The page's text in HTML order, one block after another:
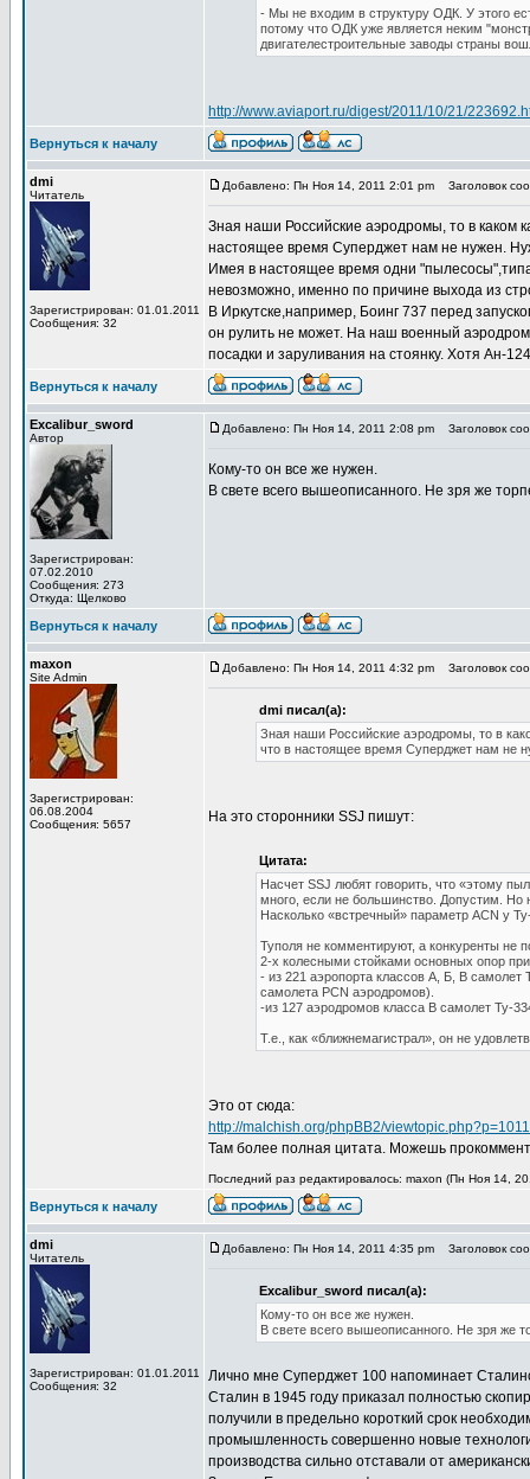
- Мы не входим в структуру ОДК. У этого
потому что ОДК уже является неким
двигателестроительные заводы страны
http://www.aviaport.ru/digest/2011/10/21/
Вернуться к началу
dmi
Читатель
Зарегистрирован: 01.01.2011
Сообщения: 32
Добавлено: Пн Ноя 14, 2011 2:01 pm Заголовок
Зная наши Российские аэродромы, то в каком
настоящее время Суперджет нам не нужен.
Имея в настоящее время одни
невозможно, именно по причине выхода из
В Иркутске,например, Боинг 737 перед
он рулить не может. На наш военный
посадки и заруливания на стоянку. Хотя Ан-
Вернуться к началу
Excalibur_sword
Автор
Зарегистрирован:
07.02.2010
Сообщения: 273
Откуда: Щелково
Добавлено: Пн Ноя 14, 2011 2:08 pm Заголовок
Кому-то он все же нужен.
В свете всего вышеописанного. Не зря же
Вернуться к началу
maxon
Site Admin
Зарегистрирован:
06.08.2004
Сообщения: 5657
Добавлено: Пн Ноя 14, 2011 4:32 pm Заголовок
dmi писал(а):
Зная наши Российские аэродромы, то в
что в настоящее время Суперджет нам не
На это сторонники SSJ пишут:
Цитата:
Насчет SSJ любят говорить, что «этому
много, если не большинство. Допустим. Но
Насколько «встречный» параметр ACN у
Туполя не комментируют, а конкуренты не
2-х колесными стойками основных опор
- из 221 аэропорта классов А, Б, В самолет
самолета PCN аэродромов).
-из 127 аэродромов класса В самолет Ту-
Т.е., как «ближнемагистрал», он не
Это от сюда:
http://malchish.org/phpBB2/
Там более полная цитата. Можешь
Последний раз редактировалось: maxon (Пн Ноя 14,
Вернуться к началу
dmi
Читатель
Зарегистрирован: 01.01.2011
Сообщения: 32
Добавлено: Пн Ноя 14, 2011 4:35 pm Заголовок
Excalibur_sword писал(а):
Кому-то он все же нужен.
В свете всего вышеописанного. Не зря же
Лично мне Суперджет 100 напоминает
Сталин в 1945 году приказал полностью
получили в предельно короткий срок
промышленность совершенно новые
производства сильно отставали от